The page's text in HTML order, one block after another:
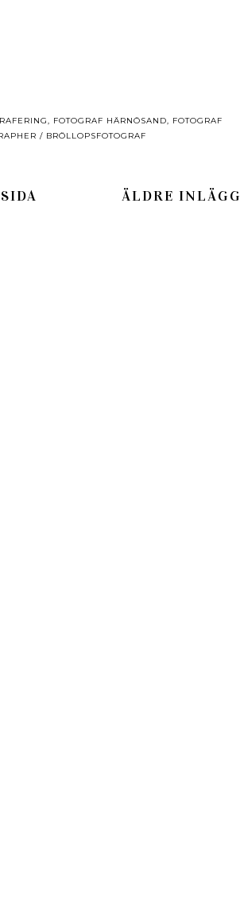
, FOTOGRAF HÄRNÖSAND, FOTOGRAF
/ BRÖLLOPSFOTOGRAF
ÄLDRE INLÄGG